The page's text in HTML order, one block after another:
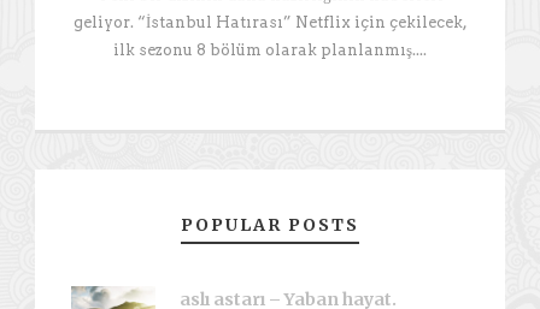
geliyor. “İstanbul Hatırası” Netflix için çekilecek,
ilk sezonu 8 bölüm olarak planlanmış....
POPULAR POSTS
aslı astarı – Yaban hayat.